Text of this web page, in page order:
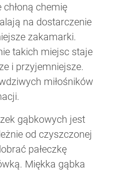
chemię
na dostarczenie
zakamarki.
takich miejsc staje
i przyjemniejsze.
miłośników
gąbkowych jest
od czyszczonej
pałeczkę
Miękka gąbka